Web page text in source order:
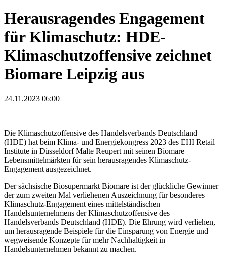
Herausragendes Engagement
für Klimaschutz: HDE-
Klimaschutzoffensive zeichnet
Biomare Leipzig aus
24.11.2023 06:00
Die Klimaschutzoffensive des Handelsverbands Deutschland
(HDE) hat beim Klima- und Energiekongress 2023 des EHI Retail
Institute in Düsseldorf Malte Reupert mit seinen Biomare
Lebensmittelmärkten für sein herausragendes Klimaschutz-
Engagement ausgezeichnet.
Der sächsische Biosupermarkt Biomare ist der glückliche Gewinner
der zum zweiten Mal verliehenen Auszeichnung für besonderes
Klimaschutz-Engagement eines mittelständischen
Handelsunternehmens der Klimaschutzoffensive des
Handelsverbands Deutschland (HDE). Die Ehrung wird verliehen,
um herausragende Beispiele für die Einsparung von Energie und
wegweisende Konzepte für mehr Nachhaltigkeit in
Handelsunternehmen bekannt zu machen.